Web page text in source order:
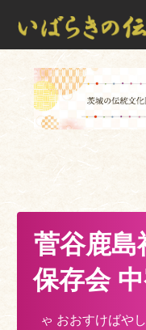
菅谷鹿
保存会
ゃ おおすけばや